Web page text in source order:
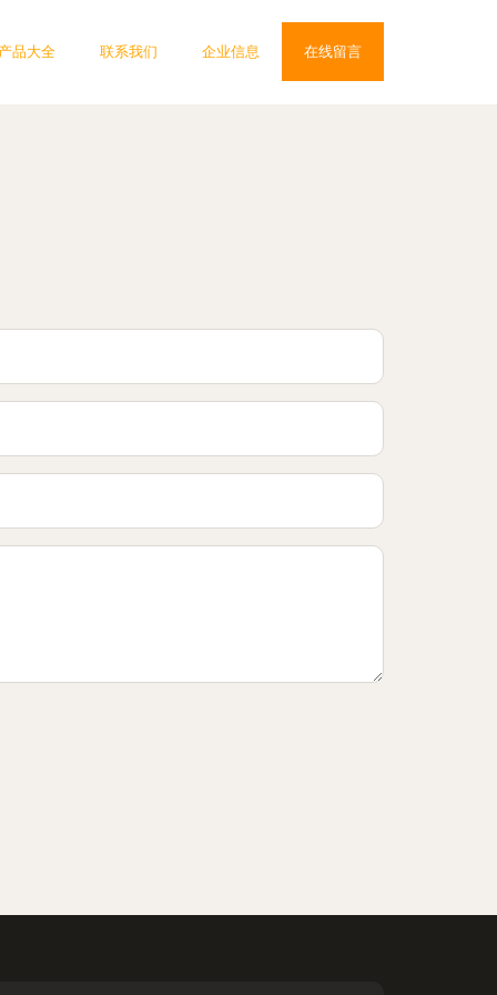
产品大全 联系我们 企业信息 在线留言